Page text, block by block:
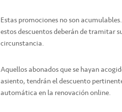
Estas promociones no son
estos descuentos deberán de tramitar
circunstancia.
Aquellos abonados que se hayan
asiento, tendrán el descuento
automática en la renovación online.